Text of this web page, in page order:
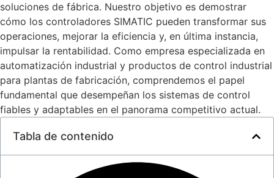
soluciones de fábrica. Nuestro objetivo es demostrar
cómo los controladores SIMATIC pueden transformar sus
operaciones, mejorar la eficiencia y, en última instancia,
impulsar la rentabilidad. Como empresa especializada en
automatización industrial y productos de control industrial
para plantas de fabricación, comprendemos el papel
fundamental que desempeñan los sistemas de control
fiables y adaptables en el panorama competitivo actual.
Tabla de contenido